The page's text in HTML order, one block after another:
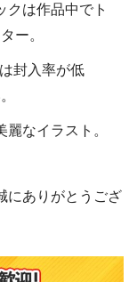
クは作品中でト
ー。
封入率が低
なイラスト。
にありがとうござ